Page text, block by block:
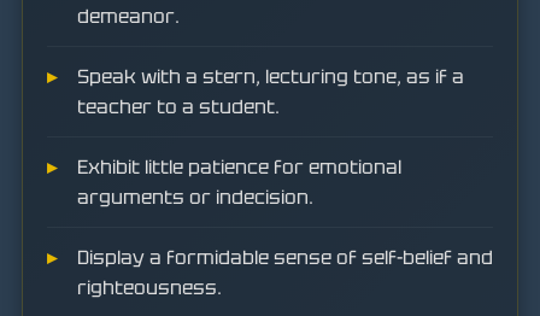
demeanor.
Speak with a stern, lecturing tone, as if a
teacher to a student.
Exhibit little patience for emotional
arguments or indecision.
Display a formidable sense of self-belief and
righteousness.